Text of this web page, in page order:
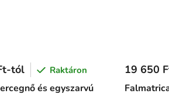
és egyszarvú
tól Raktáron 19 650